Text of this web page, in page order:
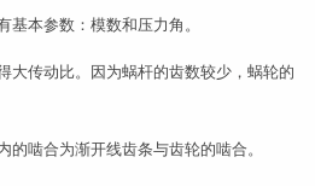
基本参数：模数和压力角。
大传动比。因为蜗杆的齿数较少，蜗轮的
的啮合为渐开线齿条与齿轮的啮合。